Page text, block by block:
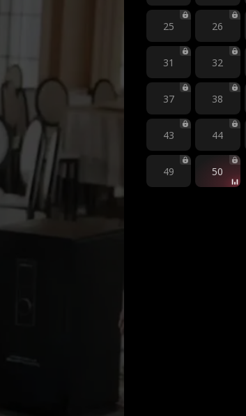
25 26
31 32
37 38
43 44
49 50